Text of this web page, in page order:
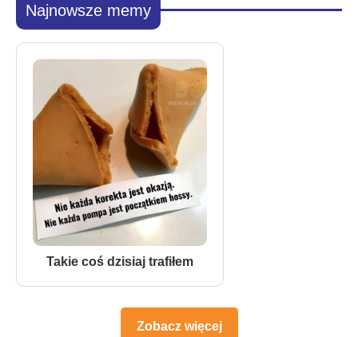
Najnowsze memy
Takie coś dzisiaj trafiłem
Zobacz więcej